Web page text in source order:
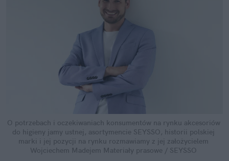
O potrzebach i oczekiwaniach konsumentów na rynku akcesoriów
do higieny jamy ustnej, asortymencie SEYSSO, historii polskiej
marki i jej pozycji na rynku rozmawiamy z jej założycielem
Wojciechem Madejem Materiały prasowe / SEYSSO